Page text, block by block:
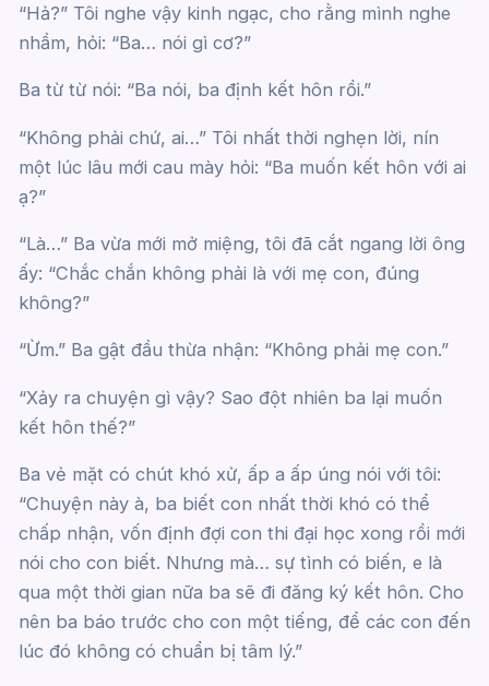
“Hả?” Tôi nghe vậy kinh ngạc, cho rằng mình nghe
nhầm, hỏi: “Ba… nói gì cơ?”
Ba từ từ nói: “Ba nói, ba định kết hôn rồi.”
“Không phải chứ, ai…” Tôi nhất thời nghẹn lời, nín
một lúc lâu mới cau mày hỏi: “Ba muốn kết hôn với ai
ạ?”
“Là…” Ba vừa mới mở miệng, tôi đã cắt ngang lời ông
ấy: “Chắc chắn không phải là với mẹ con, đúng
không?”
“Ừm.” Ba gật đầu thừa nhận: “Không phải mẹ con.”
“Xảy ra chuyện gì vậy? Sao đột nhiên ba lại muốn
kết hôn thế?”
Ba vẻ mặt có chút khó xử, ấp a ấp úng nói với tôi:
“Chuyện này à, ba biết con nhất thời khó có thể
chấp nhận, vốn định đợi con thi đại học xong rồi mới
nói cho con biết. Nhưng mà… sự tình có biến, e là
qua một thời gian nữa ba sẽ đi đăng ký kết hôn. Cho
nên ba báo trước cho con một tiếng, để các con đến
lúc đó không có chuẩn bị tâm lý.”